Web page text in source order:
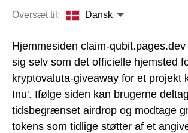
Oversæt til:
Dansk
Hjemmesiden claim-
sig selv som det officielle hjemsted
kryptovaluta-giveaway for et projekt
Inu'. Ifølge siden kan brugerne
tidsbegrænset airdrop og modtage
tokens som tidlige støtter af et